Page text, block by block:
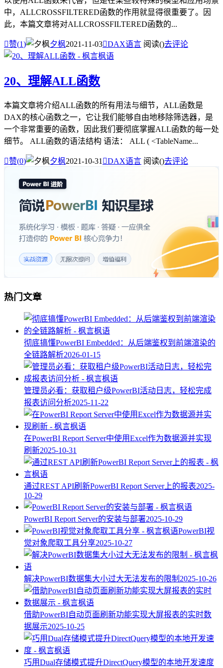
中，ALLCROSSFILTERED函数的作用就显得很重要了。因
此，本篇文章将对ALLCROSSFILTERED函数的...
赞(1) 夕枫2021-11-03DAX语言 阅读()去评论
20、理解ALL函数
本篇文章将介绍ALL函数的所有用法与细节，ALL函数是
DAX的核心函数之一，它让我们能够自由地移除筛选器，是
一个非常重要的函数，因此我们要彻底掌握ALL函数的每一处
细节。 ALL函数的语法结构 语法： ALL ( <TableName...
赞(0) 夕枫2021-10-31 DAX语言 阅读()去评论
热门文章
彻底搞懂PowerBI Embedded：从后端鉴权到前端渲染的
全链路解析2026-01-15
管理员必看：获取租户级PowerBI活动日志，轻松完成
报表访问分析2025-11-22
在PowerBI Report Server中使用Excel作为数据源并实现
刷新2025-10-31
通过REST API刷新PowerBI Report Server上的报表2025-
10-29
PowerBI Report Server的安装与部署2025-10-29
PowerBI视
觉对象爬取工具分享2025-10-27
解决PowerBI数据集大小过大无法发布的限制 2025-10-26
借助PowerBI自动页面刷新功能实现大屏报表的实时数
据展示2025-10-25
巧用Dual存储模式提升DirectQuery模型的本地开发速度